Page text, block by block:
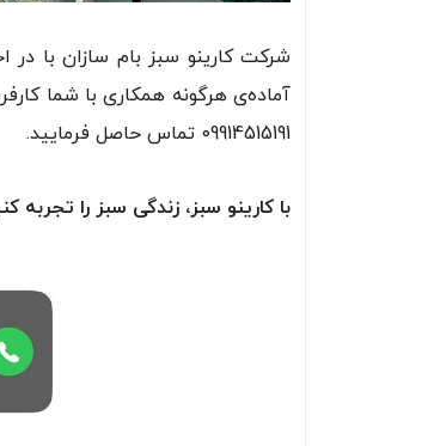
شرکت کارینو سبز بام سازان با
آماده‌ی هرگونه همکاری با شما
09914515191 تماس حاصل فرمایید.
با کارینو سبز، زندگی سبز را تجربه